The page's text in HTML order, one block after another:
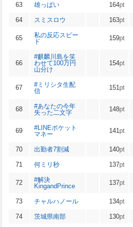
63 雄っぱい 164pt
64 スミスロウ 163pt
65
私の反応スピー
ド
159pt
66
#麒麟川島を笑
わせて100万円
山分け
154pt
67
#ミリシタ生配
信
151 pt
68
#あなたの今年
失った二文字
148pt
69
#LINEポケット
マネー
141 pt
70 出勤者7割減 140pt
71 何ミリ秒 137pt
72
#解決
KingandPrince
137pt
73 チャルハノール 134pt
74 茨城県南部 130pt